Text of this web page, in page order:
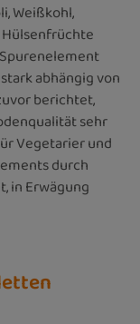
Weißkohl,
Hülsenfrüchte
abhängig von
berichtet,
sehr
Vegetarier und
durch
in Erwägung